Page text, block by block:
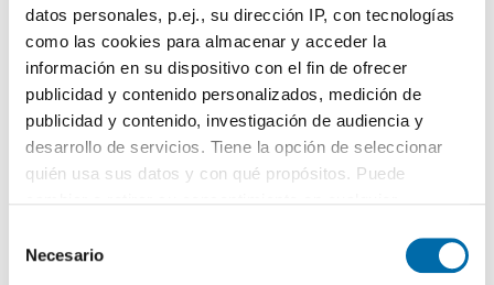
datos personales, p.ej., su dirección IP, con tecnologías
como las cookies para almacenar y acceder la
información en su dispositivo con el fin de ofrecer
publicidad y contenido personalizados, medición de
publicidad y contenido, investigación de audiencia y
desarrollo de servicios. Tiene la opción de seleccionar
quién usa sus datos y con qué propósitos. Puede
el Menú de consentimiento.
Necesario
Ventiún, Ourense
Llamar
Contactar